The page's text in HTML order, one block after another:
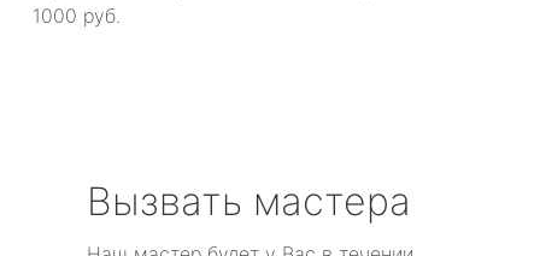
1000 руб.
Вызвать мастера